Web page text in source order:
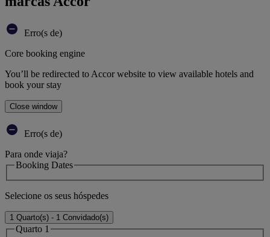
Erro(s de)
Core booking engine
You’ll be redirected to Accor website to view available hotels and
book your stay
Close window
Erro(s de)
Para onde viaja?
Booking Dates
Selecione os seus hóspedes
1 Quarto(s) - 1 Convidado(s)
Quarto 1